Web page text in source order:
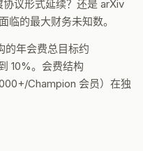
议形式延续？还是 arXiv
临的最大财务未知数。
的年会费总目标约
10%。会费结构
Champion 会员）在独